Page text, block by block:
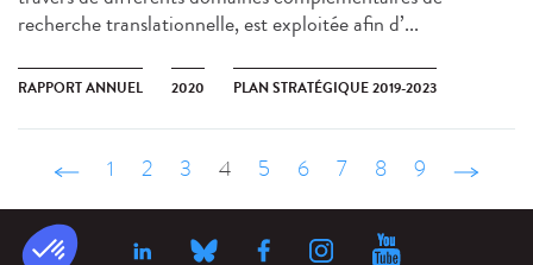
recherche translationnelle, est exploitée afin d’...
RAPPORT ANNUEL 2020 PLAN STRATÉGIQUE 2019-2023
‹ précédent
1 2 3 4 5 6 7 8 9 suivant ›